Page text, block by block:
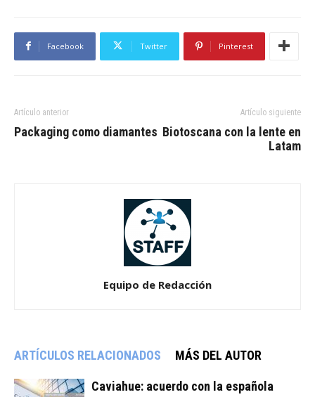
Facebook Twitter Pinterest
Artículo anterior
Packaging como diamantes
Artículo siguiente
Biotoscana con la lente en
Latam
Equipo de Redacción
ARTÍCULOS RELACIONADOS MÁS DEL AUTOR
Caviahue: acuerdo con la española